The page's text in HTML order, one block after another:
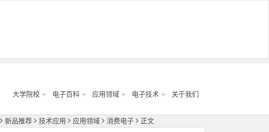
大学院校 电子百科 应用领域 电子技术 关于我们
新品推荐 技术应用 应用领域 消费电子 正文